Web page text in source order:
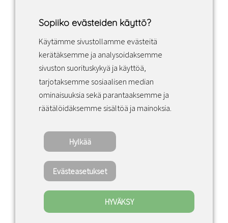
Facebook Instagram LinkedIn
Sopimusehdot
Copyright ©2022 · Valaisin Grönlund – All
Rights Reserved
Sopiiko evästeiden käyttö?
Käytämme sivustollamme evästeitä
kerätäksemme ja analysoidaksemme
sivuston suorituskykyä ja käyttöä,
tarjotaksemme sosiaalisen median
ominaisuuksia sekä parantaaksemme ja
räätälöidäksemme sisältöä ja mainoksia.
Hylkää
Evästeasetukset
HYVÄKSY